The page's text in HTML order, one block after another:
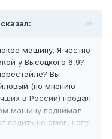
сказал:
машину. Я честно
у Высоцкого 6,9?
Вы
(по мнению
в России) продал
машину поднимал
ездить не смог, ногу